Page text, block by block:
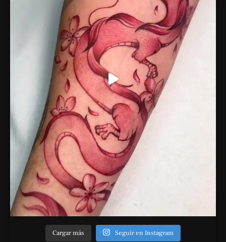
Cargar más Seguir en Instagram